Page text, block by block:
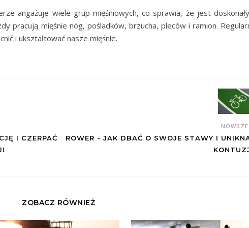
angażuje wiele grup mięśniowych, co sprawia, że jest
pracują mięśnie nóg, pośladków, brzucha, pleców i ramion.
i ukształtować nasze mięśnie.
I CZERPAĆ
NOWSZE
ROWER - JAK DBAĆ O SWOJE STAWY I
ZOBACZ RÓWNIEŻ